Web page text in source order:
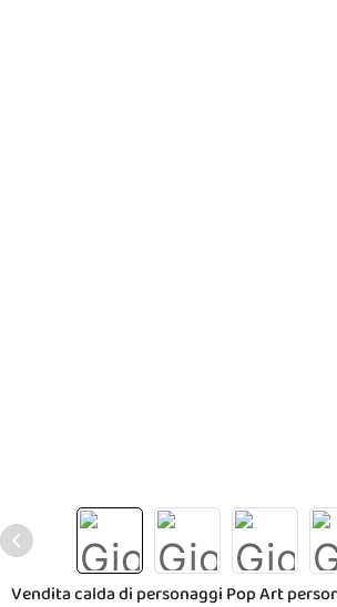
Vendita calda di personaggi Pop Art